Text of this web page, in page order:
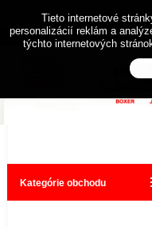
Kategórie obchodu
Tieto internetové
personalizácií reklám a
týchto internetových